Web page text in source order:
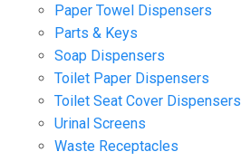
Paper Towel Dispensers
Parts & Keys
Soap Dispensers
Toilet Paper Dispensers
Toilet Seat Cover Dispensers
Urinal Screens
Waste Receptacles